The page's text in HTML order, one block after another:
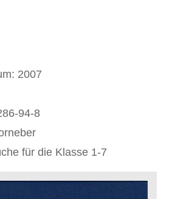
2007
94-8
für die Klasse 1-7